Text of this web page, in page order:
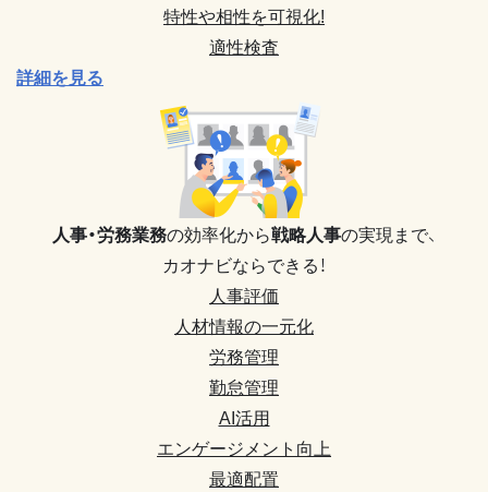
特性や相性を可視化!
適性検査
詳細を見る
人事・労務業務の効率化から戦略人事の実現まで、
カオナビならできる！
人事評価
人材情報の一元化
労務管理
勤怠管理
AI活用
エンゲージメント向上
最適配置